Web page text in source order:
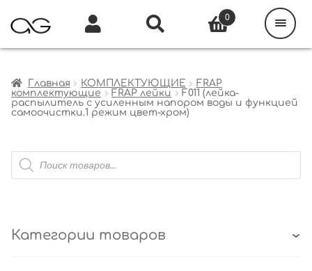
Главная КОМПЛЕКТУЮЩИЕ
FRAP
комплектующие
FRAP лейки
F011 (лейка-
распылитель с усиленным напором воды и функцией
самоочистки.1 режим цвет-хром)
Поиск
товаров
Категории товаров
0